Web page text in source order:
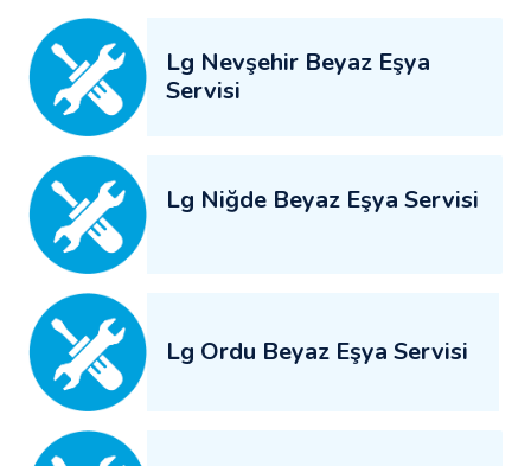
Lg Nevşehir Beyaz Eşya
Servisi
Lg Niğde Beyaz Eşya Servisi
Lg Ordu Beyaz Eşya Servisi